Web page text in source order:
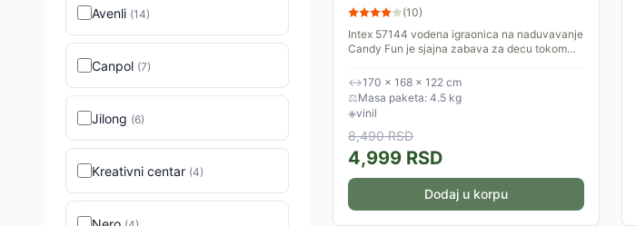
Avenli (14)
Canpol (7)
Jilong (6)
Kreativni centar (4)
(10)
Intex 57144 vodena igraonica na naduvavanje
Candy Fun je sjajna zabava za decu tokom
↔170 × 168 × 122 cm
⚖Masa paketa: 4.5 kg
◈vinil
8,490RSD
4,999 RSD
Dodaj u korpu